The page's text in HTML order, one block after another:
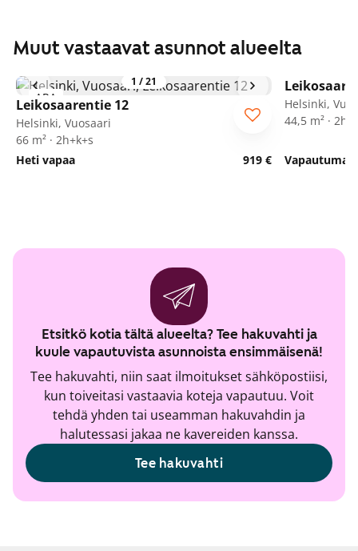
Muut vastaavat asunnot alueelta
1 /21
ARA
Leikosaarentie 12
Helsinki, Vuosaari
66 m² · 2h+k+s
Heti vapaa
919 €
Helsinki,
44,5 m² ·
Etsitkö kotia tältä alueelta? Tee hakuvahti ja
kuule vapautuvista asunnoista ensimmäisenä!
Tee hakuvahti, niin saat ilmoitukset sähköpostiisi,
kun toiveitasi vastaavia koteja vapautuu. Voit
tehdä yhden tai useamman hakuvahdin ja
halutessasi jakaa ne kavereiden kanssa.
Tee hakuvahti